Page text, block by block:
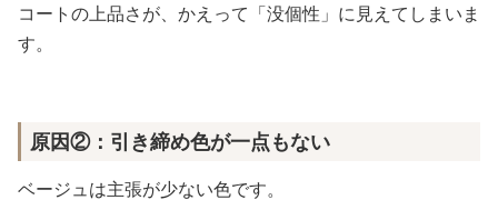
コートの上品さが、かえって「没個性」に見えてしまいま
す。
原因②：引き締め色が一点もない
ベージュは主張が少ない色です。